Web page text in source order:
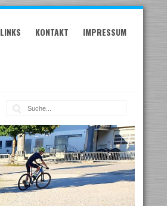
LINKS KONTAKT IMPRESSUM
Suche: